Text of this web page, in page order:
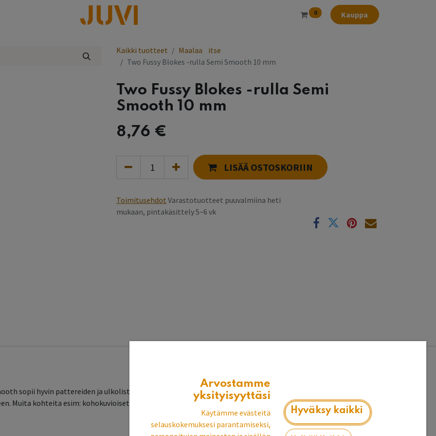
0 Kauppa
Kaikki tuotteet
Maalaa⠀itse
Two Fussy Blokes -rulla Semi Smooth 10 mm
Two Fussy Blokes -rulla Semi
Smooth 10 mm
8,76 €
LISÄÄ OSTOSKORIIN
Toimitusehdot Varastotuotteet puuvalmiina heti
mukaan, pintakäsittely 5~6 vk
sopii hyvin pattereiden ja ulkolistojen maalaukseen, sisäseinien rajauksiin ja muiden aikaisemmin
Muita kohteita esim: kohokuvioiset laastipinnat, tiili, aidat ja portit.
Arvostamme
yksityisyyttäsi
Käytämme evästeitä
selauskokemuksesi parantamiseksi,
Hyväksy kaikki